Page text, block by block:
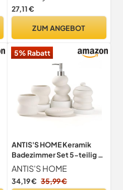
Seifenspender und
Zahnputzbecher, natur-
27,11 €
ZUM ANGEBOT
5% Rabatt
ANTIS'S HOME Keramik
Badezimmer Set 5-teilig –
Beige, Unregelmäßige
Form, Minimalistisches
Bad-Accessoires Set mit
ANTIS'S HOME
34,19 € 35,99 €